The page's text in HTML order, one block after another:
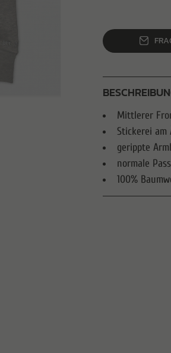
Mittlerer
Stickerei am
gerippte
normale
100%